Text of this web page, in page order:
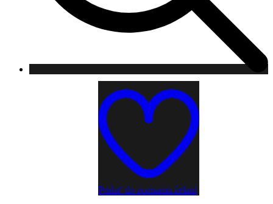
Pridať do zoznamu želaní